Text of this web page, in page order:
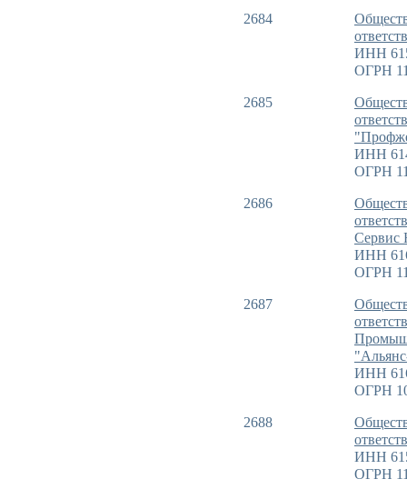
2684
ИНН
ОГРН
2685
ИНН
ОГРН
2686
ИНН
ОГРН
2687
ИНН
ОГРН
2688
ИНН
ОГРН